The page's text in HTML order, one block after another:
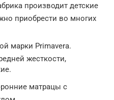
производит детские
приобрести во многих
марки Primavera.
жесткости,
матрацы с